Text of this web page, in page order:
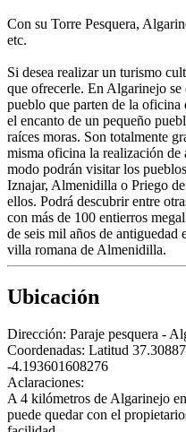
Con su Torre Pesquera,
etc.
Si desea realizar un turismo
que ofrecerle. En Algarinejo
pueblo que parten de la
el encanto de un pequeño
raíces moras. Son totalmente
misma oficina la realización
modo podrán visitar los
Iznajar, Almenidilla o Priego
ellos. Podrá descubrir entre
con más de 100 entierros
de seis mil años de antiguedad
villa romana de Almenidilla.
Ubicación
Dirección: Paraje pesquera -
Coordenadas: Latitud
-4.193601608276
Aclaraciones:
A 4 kilómetros de Algarinejo
puede quedar con el